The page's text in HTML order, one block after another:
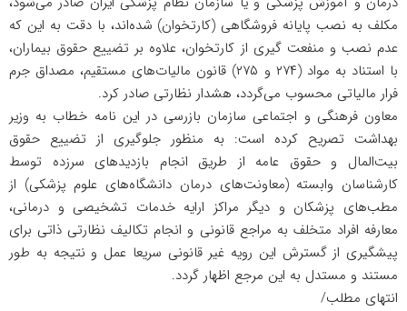
مکلف به نصب پایانه فروشگاهی (کارتخوان) شده‌اند، با دقت به این که
عدم نصب و منفعت گیری از کارتخوان، علاوه بر تضییع حقوق بیماران،
با استناد به مواد (۲۷۴ و ۲۷۵) قانون مالیات‌های مستقیم، مصداق جرم
فرار مالیاتی محسوب می‌گردد، هشدار نظارتی صادر کرد.
معاون فرهنگی و اجتماعی سازمان بازرسی در این نامه خطاب به وزیر
بهداشت تصریح کرده است: به منظور جلوگیری از تضییع حقوق
بیت‌المال و حقوق عامه از طریق انجام بازدید‌های سرزده توسط
کارشناسان وابسته (معاونت‌های درمان دانشگاه‌های علوم پزشکی) از
مطب‌های پزشکان و دیگر مراکز ارایه خدمات تشخیصی و درمانی،
معارفه افراد متخلف به مراجع قانونی و انجام تکالیف نظارتی ذاتی برای
پیشگیری از گسترش این رویه غیر قانونی سریعا عمل و نتیجه به طور
مستند و مستدل به این مرجع اظهار گردد.
انتهای مطلب/